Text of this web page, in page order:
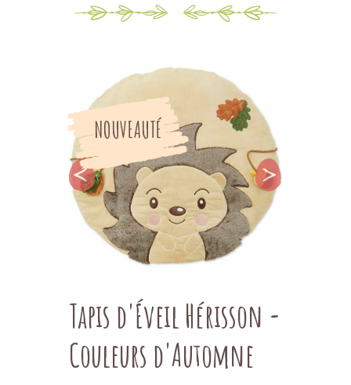
NOUVEAUTÉ
Tapis d'Éveil Hérisson -
Couleurs d'Automne